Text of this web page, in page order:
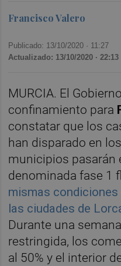
Francisco Valero
Publicado: 13/10/2020 · 11:27
Actualizado: 13/10/2020 · 22:13
MURCIA. El
confinamiento para
constatar que los
han disparado en
municipios pasarán
denominada fase 1
mismas condiciones
las ciudades de
Durante una
restringida, los
al 50% y el interior